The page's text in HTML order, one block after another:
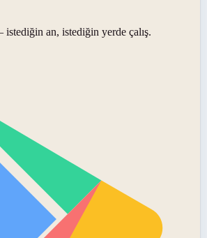
an, istediğin yerde çalış.